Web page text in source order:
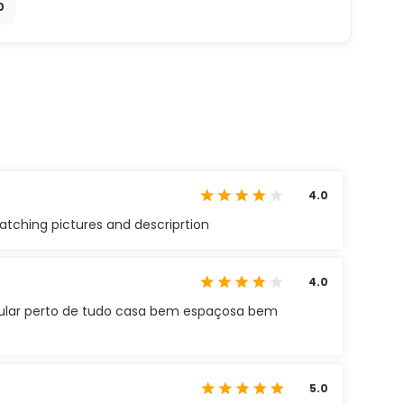
4.0
pictures and descriprtion
4.0
perto de tudo casa bem espaçosa bem
5.0